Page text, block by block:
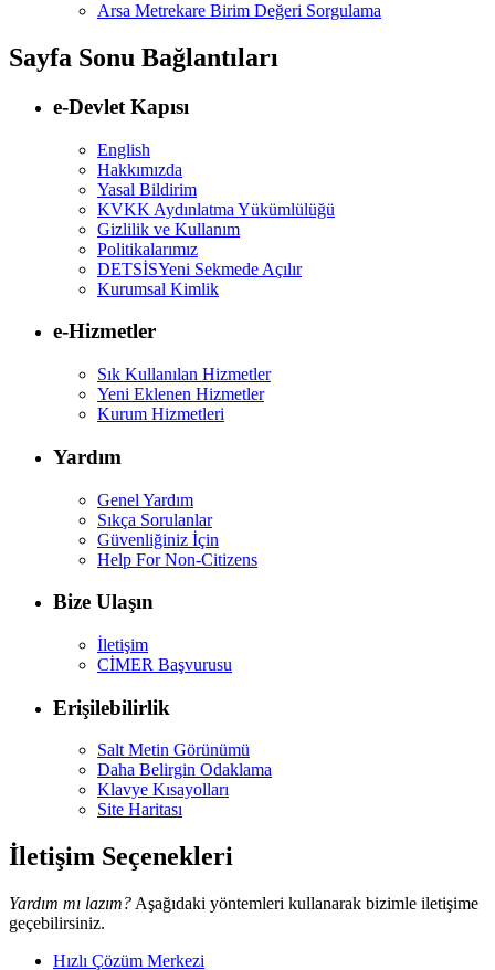
Arsa Metrekare Birim Değeri Sorgulama
Sayfa Sonu Bağlantıları
e-Devlet Kapısı
English
Hakkımızda
Yasal Bildirim
KVKK Aydınlatma Yükümlülüğü
Gizlilik ve Kullanım
Politikalarımız
DETSİSYeni Sekmede Açılır
Kurumsal Kimlik
e-Hizmetler
Sık Kullanılan Hizmetler
Yeni Eklenen Hizmetler
Kurum Hizmetleri
Yardım
Genel Yardım
Sıkça Sorulanlar
Güvenliğiniz İçin
Help For Non-Citizens
Bize Ulaşın
İletişim
CİMER Başvurusu
Erişilebilirlik
Salt Metin Görünümü
Daha Belirgin Odaklama
Klavye Kısayolları
Site Haritası
İletişim Seçenekleri
Yardım mı lazım? Aşağıdaki yöntemleri kullanarak bizimle iletişime
geçebilirsiniz.
Hızlı Çözüm Merkezi